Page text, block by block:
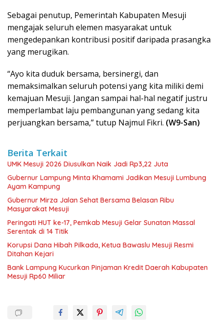
Sebagai penutup, Pemerintah Kabupaten Mesuji
mengajak seluruh elemen masyarakat untuk
mengedepankan kontribusi positif daripada prasangka
yang merugikan.
“Ayo kita duduk bersama, bersinergi, dan
memaksimalkan seluruh potensi yang kita miliki demi
kemajuan Mesuji. Jangan sampai hal-hal negatif justru
memperlambat laju pembangunan yang sedang kita
perjuangkan bersama,” tutup Najmul Fikri. (W9-San)
Berita Terkait
UMK Mesuji 2026 Diusulkan Naik Jadi Rp3,22 Juta
Gubernur Lampung Minta Khamami Jadikan Mesuji Lumbung
Ayam Kampung
Gubernur Mirza Jalan Sehat Bersama Belasan Ribu
Masyarakat Mesuji
Peringati HUT ke-17, Pemkab Mesuji Gelar Sunatan Massal
Serentak di 14 Titik
Korupsi Dana Hibah Pilkada, Ketua Bawaslu Mesuji Resmi
Ditahan Kejari
Bank Lampung Kucurkan Pinjaman Kredit Daerah Kabupaten
Mesuji Rp60 Miliar